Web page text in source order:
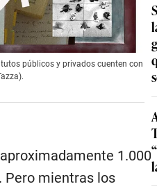
públicos y privados cuenten con
1.000
Pero mientras los